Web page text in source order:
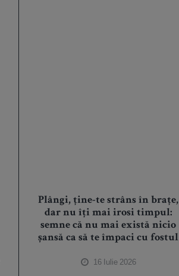
Plângi, ține-te strâns în brațe,
dar nu îți mai irosi timpul:
semne că nu mai există nicio
șansă ca să te împaci cu fostul
16 Iulie 2026